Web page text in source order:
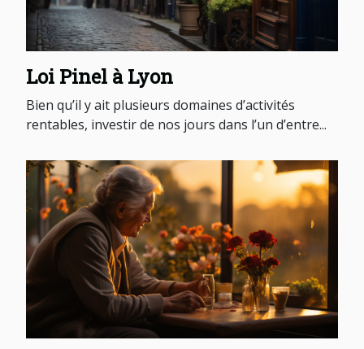
Loi Pinel à Lyon
Bien qu’il y ait plusieurs domaines d’activités
rentables, investir de nos jours dans l’un d’entre...